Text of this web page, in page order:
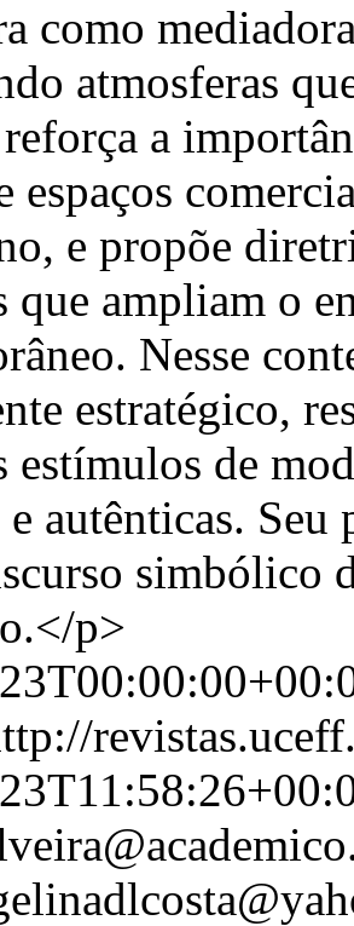
como
atmosferas
a
espaços
e propõe
que ampliam o
Nesse
estratégico,
estímulos de
e autênticas. Seu
simbólico
p>